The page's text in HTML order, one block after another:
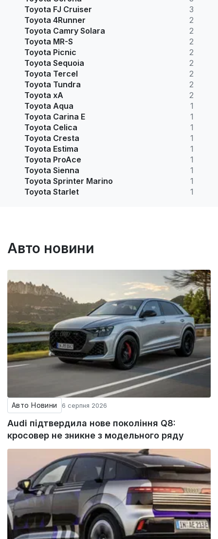
Toyota FJ Cruiser
3
Toyota 4Runner
2
Toyota Camry Solara
2
Toyota MR-S
2
Toyota Picnic
2
Toyota Sequoia
2
Toyota Tercel
2
Toyota Tundra
2
Toyota xA
2
Toyota Aqua
1
Toyota Carina E
1
Toyota Celica
1
Toyota Cresta
1
Toyota Estima
1
Toyota ProAce
1
Toyota Sienna
1
Toyota Sprinter Marino
1
Toyota Starlet
1
Авто новини
Авто Новини 6 серпня 2026
Audi підтвердила нове покоління Q8:
кросовер не зникне з модельного ряду